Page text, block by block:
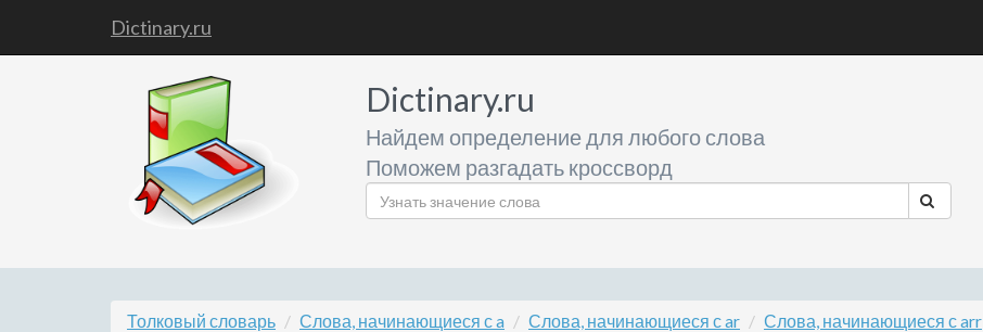
Dictinary.ru
Dictinary.ru
Найдем определение для любого слова
Поможем разгадать кроссворд
Толковый словарь Слова, начинающиеся с a Слова, начинающиеся с ar Слова, начинающиеся с arr